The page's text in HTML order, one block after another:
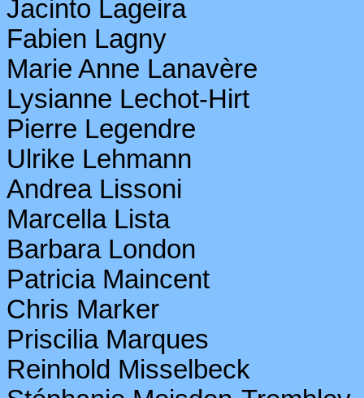
Jacinto Lageira
Fabien Lagny
Marie Anne Lanavère
Lysianne Lechot-Hirt
Pierre Legendre
Ulrike Lehmann
Andrea Lissoni
Marcella Lista
Barbara London
Patricia Maincent
Chris Marker
PrisciliaMarques
Reinhold Misselbeck